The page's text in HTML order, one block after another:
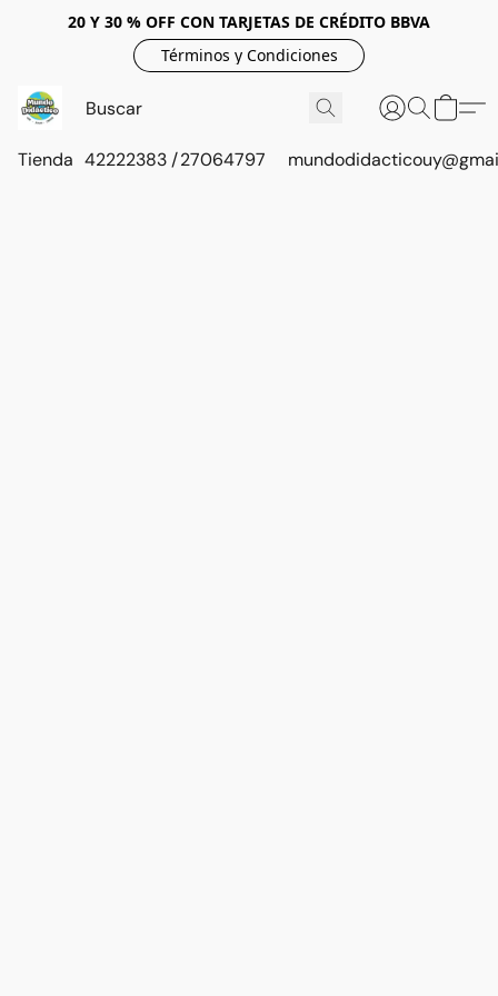
20 Y 30 % OFF CON TARJETAS DE CRÉDITO BBVA
Términos y Condiciones
Tienda 42222383 / 27064797